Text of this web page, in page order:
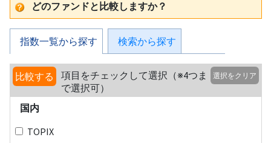
どのファンドと比較しますか？
指数一覧から探す 検索から探す
比較する
項目をチェックして選択（※4つま
で選択可）
選択をクリア
国内
TOPIX